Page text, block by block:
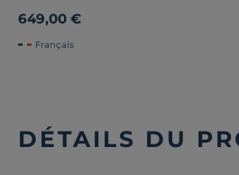
649,00 €
Français
DÉTAILS DU